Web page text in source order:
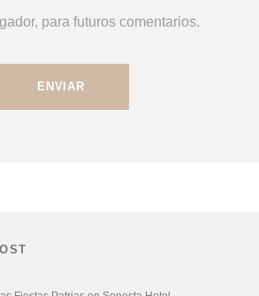
para futuros comentarios.